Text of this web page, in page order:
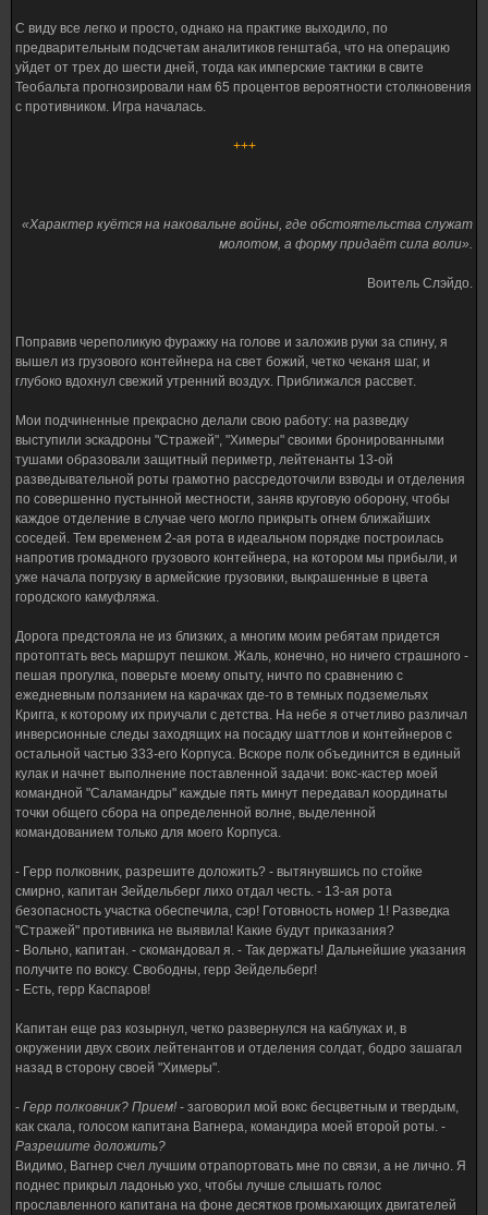
С виду все легко и просто, однако на практике выходило, по
предварительным подсчетам аналитиков генштаба, что на операцию
уйдет от трех до шести дней, тогда как имперские тактики в свите
Теобальта прогнозировали нам 65 процентов вероятности столкновения
с противником. Игра началась.
+++
«Характер куётся на наковальне войны, где обстоятельства служат
молотом, а форму придаёт сила воли».
Воитель Слэйдо.
Поправив череполикую фуражку на голове и заложив руки за спину, я
вышел из грузового контейнера на свет божий, четко чеканя шаг, и
глубоко вдохнул свежий утренний воздух. Приближался рассвет.
Мои подчиненные прекрасно делали свою работу: на разведку
выступили эскадроны "Стражей", "Химеры" своими бронированными
тушами образовали защитный периметр, лейтенанты 13-ой
разведывательной роты грамотно рассредоточили взводы и отделения
по совершенно пустынной местности, заняв круговую оборону, чтобы
каждое отделение в случае чего могло прикрыть огнем ближайших
соседей. Тем временем 2-ая рота в идеальном порядке построилась
напротив громадного грузового контейнера, на котором мы прибыли, и
уже начала погрузку в армейские грузовики, выкрашенные в цвета
городского камуфляжа.
Дорога предстояла не из близких, а многим моим ребятам придется
протоптать весь маршрут пешком. Жаль, конечно, но ничего страшного -
пешая прогулка, поверьте моему опыту, ничто по сравнению с
ежедневным ползанием на карачках где-то в темных подземельях
Кригга, к которому их приучали с детства. На небе я отчетливо различал
инверсионные следы заходящих на посадку шаттлов и контейнеров с
остальной частью 333-его Корпуса. Вскоре полк объединится в единый
кулак и начнет выполнение поставленной задачи: вокс-кастер моей
командной "Саламандры" каждые пять минут передавал координаты
точки общего сбора на определенной волне, выделенной
командованием только для моего Корпуса.
- Герр полковник, разрешите доложить? - вытянувшись по стойке
смирно, капитан Зейдельберг лихо отдал честь. - 13-ая рота
безопасность участка обеспечила, сэр! Готовность номер 1! Разведка
"Стражей" противника не выявила! Какие будут приказания?
- Вольно, капитан. - скомандовал я. - Так держать! Дальнейшие указания
получите по воксу. Свободны, герр Зейдельберг!
- Есть, герр Каспаров!
Капитан еще раз козырнул, четко развернулся на каблуках и, в
окружении двух своих лейтенантов и отделения солдат, бодро зашагал
назад в сторону своей "Химеры".
- Герр полковник? Прием! - заговорил мой вокс бесцветным и твердым,
как скала, голосом капитана Вагнера, командира моей второй роты. -
Разрешите доложить?
Видимо, Вагнер счел лучшим отрапортовать мне по связи, а не лично. Я
поднес прикрыл ладонью ухо, чтобы лучше слышать голос
прославленного капитана на фоне десятков громыхающих двигателей